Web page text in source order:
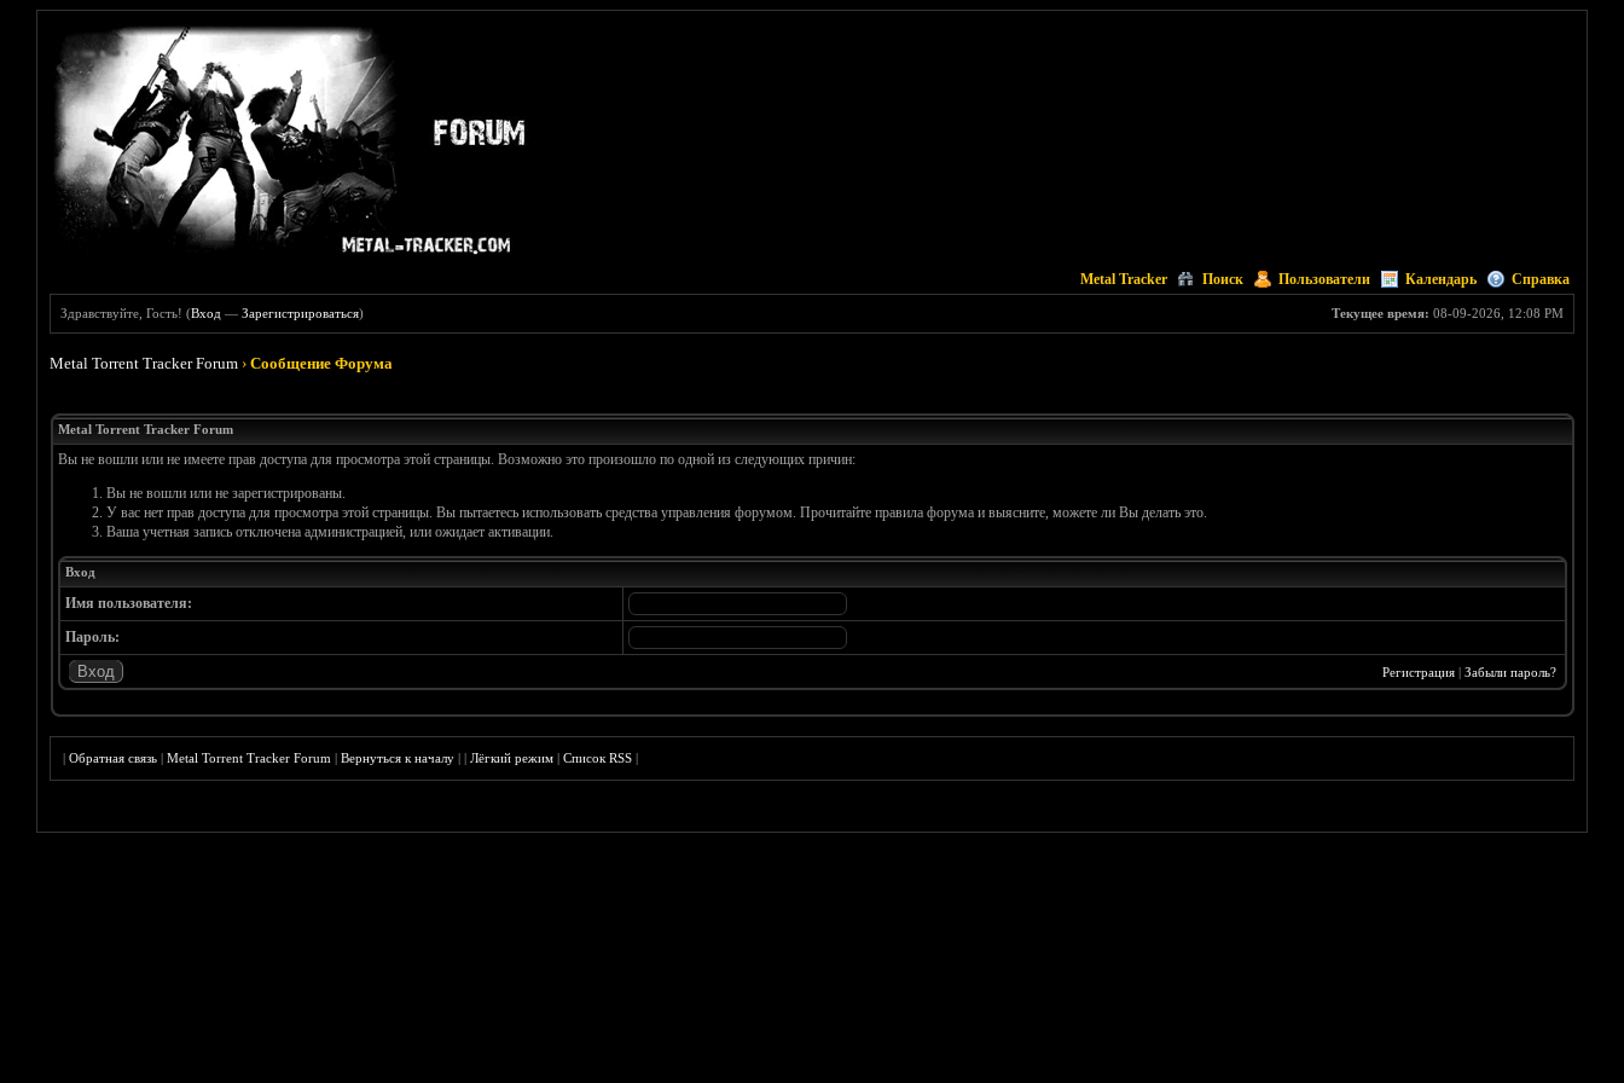
Metal Tracker Поиск Пользователи Календарь Справка
Текущее время: 08-09-2026, 12:08 PM
Здравствуйте, Гость! (Вход —Зарегистрироваться)
Metal Torrent Tracker Forum ›Сообщение Форума
Metal Torrent Tracker Forum
Вы не вошли или не имеете прав доступа для просмотра этой страницы. Возможно это произошло по одной из следующих причин:
Вы не вошли или не зарегистрированы.
У вас нет прав доступа для просмотра этой страницы. Вы пытаетесь использовать средства управления форумом. Прочитайте правила форума и выясните, можете ли Вы делать это.
Ваша учетная запись отключена администрацией, или ожидает активации.
Вход
Имя пользователя:
Пароль:
Регистрация| Забыли пароль?
|Обратная связь |Metal Torrent Tracker Forum |Вернуться к началу ||Лёгкий режим |Список RSS |